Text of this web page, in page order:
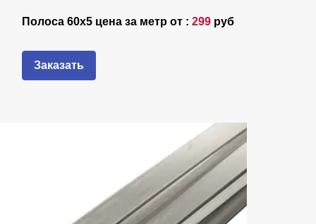
Полоса 60х5 цена за метр от :299 руб
Заказать